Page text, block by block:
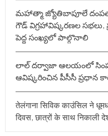
మహాత్మా జ్యోతిబాపూలే
గౌడ్ విగ్రహావిష్కరణల సభలు,
పెద్ద సంఖ్యలో పాల్గొనాలి
లాల్ దర్వాజా ఆలయంలో
ఆవిష్కరించిన పీసీసీ ప్రధాన
तेलंगाना सिविक काउंसिल ने
दिवस, छात्रों के साथ निकाली